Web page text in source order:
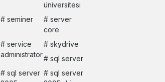
üniversitesi
seminer
server
core
service
administrator
skydrive
sql server
sql server
sql server